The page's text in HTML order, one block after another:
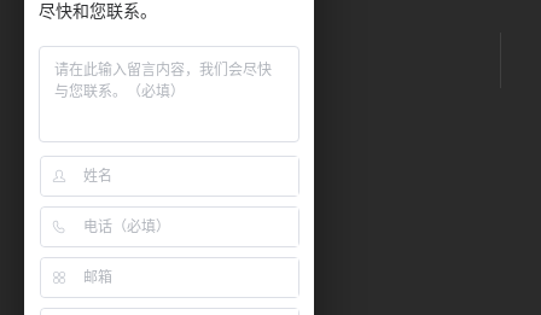
尽快和您联系。